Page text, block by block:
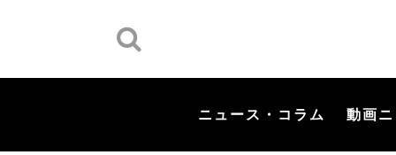
ニュース・コラム 動画